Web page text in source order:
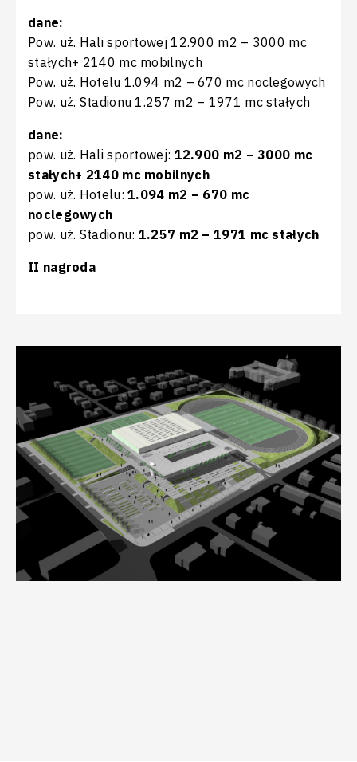
dane:
Pow. uż. Hali sportowej 12.900 m2 – 3000 mc
stałych+ 2140 mc mobilnych
Pow. uż. Hotelu 1.094 m2 – 670 mc noclegowych
Pow. uż. Stadionu 1.257 m2 – 1971 mc stałych
dane:
pow. uż. Hali sportowej: 12.900 m2 – 3000 mc
stałych+ 2140 mc mobilnych
pow. uż. Hotelu:1.094 m2 – 670 mc
noclegowych
pow. uż. Stadionu: 1.257 m2 – 1971 mc stałych
II nagroda